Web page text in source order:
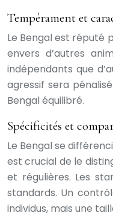
Tempérament et
Le Bengal est réputé
envers d’autres
indépendants que
agressif sera
Bengal équilibré.
Spécificités et
Le Bengal se
est crucial de le
et régulières. Les
standards. Un
individus, mais une